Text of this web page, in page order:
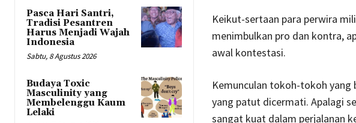
Pasca Hari Santri,
Tradisi Pesantren
Harus Menjadi Wajah
Indonesia
Sabtu, 8 Agustus 2026
Budaya Toxic
Masculinity yang
Membelenggu Kaum
Lelaki
Keikut-sertaan para perwira
menimbulkan pro dan kontra,
awal kontestasi.
Kemunculan tokoh-tokoh
yang patut dicermati. Apalagi
sangat kuat dalam perjalanan